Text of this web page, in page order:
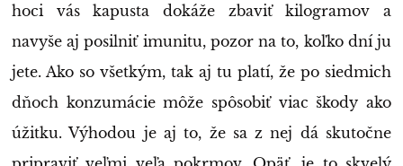
hoci vás kapusta dokáže zbaviť kilogramov a
navyše aj posilniť imunitu, pozor na to, koľko dní ju
jete. Ako so všetkým, tak aj tu platí, že po siedmich
dňoch konzumácie môže spôsobiť viac škody ako
úžitku. Výhodou je aj to, že sa z nej dá skutočne